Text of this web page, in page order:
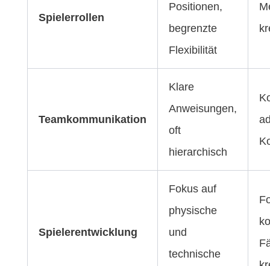
Spielerrollen
Positionen,
begrenzte
Flexibilität
Teamkommunikation
Klare
Anweisungen,
oft
hierarchisch
Spielerentwicklung
Fokus auf
physische
und
technische